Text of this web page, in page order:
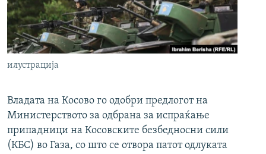
илустрација
Владата на Косово го одобри предлогот на
Министерството за одбрана за испраќање
припадници на Косовските безбедносни сили
(КБС) во Газа, со што се отвора патот одлуката